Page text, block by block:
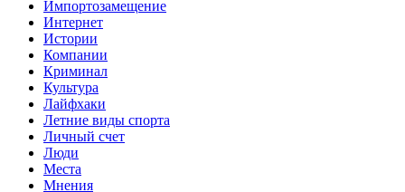
Импортозамещение
Интернет
Истории
Компании
Криминал
Культура
Лайфхаки
Летние виды спорта
Личный счет
Люди
Места
Мнения